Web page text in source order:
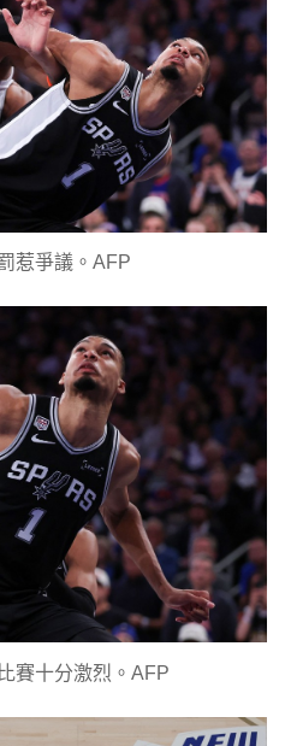
惹爭議。AFP
賽十分激烈。AFP